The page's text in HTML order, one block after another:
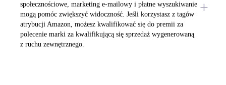
społecznościowe, marketing e-mailowy i płatne wyszukiwanie
mogą pomóc zwiększyć widoczność. Jeśli korzystasz z tagów
atrybucji Amazon, możesz kwalifikować się do premii za
polecenie marki za kwalifikującą się sprzedaż wygenerowaną
z ruchu zewnętrznego.